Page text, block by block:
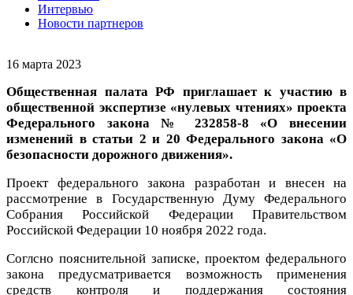
Интервью
Новости партнеров
16 марта 2023
Общественная палата РФ приглашает к участию в
общественной экспертизе «нулевых чтениях» проекта
Федерального закона № 232858-8 «О внесении
изменений в статьи 2 и 20 Федерального закона «О
безопасности дорожного движения».
Проект федерального закона разработан и внесен на
рассмотрение в Государственную Думу Федерального
Собрания Российской Федерации Правительством
Российской Федерации 10 ноября 2022 года.
Соглсно пояснительной записке, проектом федерального
закона предусматривается возможность применения
средств контроля и поддержания состояния